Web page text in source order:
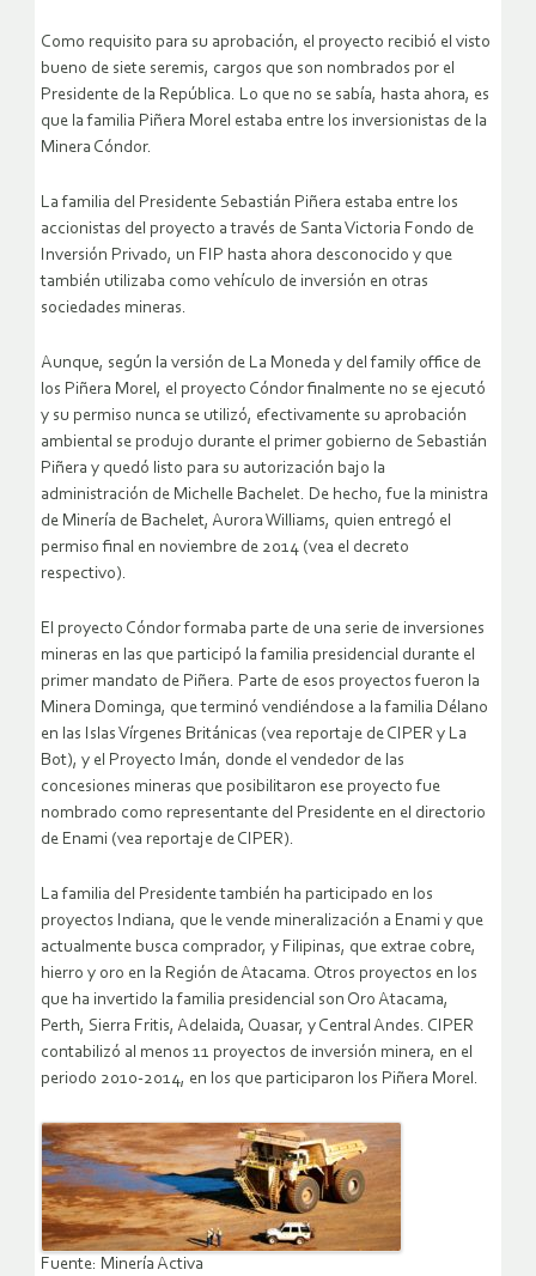
Como requisito para su aprobación, el proyecto recibió el visto
bueno de siete seremis, cargos que son nombrados por el
Presidente de la República. Lo que no se sabía, hasta ahora, es
que la familia Piñera Morel estaba entre los inversionistas de la
Minera Cóndor.
La familia del Presidente Sebastián Piñera estaba entre los
accionistas del proyecto a través de Santa Victoria Fondo de
Inversión Privado, un FIP hasta ahora desconocido y que
también utilizaba como vehículo de inversión en otras
sociedades mineras.
Aunque, según la versión de La Moneda y del family office de
los Piñera Morel, el proyecto Cóndor finalmente no se ejecutó
y su permiso nunca se utilizó, efectivamente su aprobación
ambiental se produjo durante el primer gobierno de Sebastián
Piñera y quedó listo para su autorización bajo la
administración de Michelle Bachelet. De hecho, fue la ministra
de Minería de Bachelet, Aurora Williams, quien entregó el
permiso final en noviembre de 2014 (vea el decreto
respectivo).
El proyecto Cóndor formaba parte de una serie de inversiones
mineras en las que participó la familia presidencial durante el
primer mandato de Piñera. Parte de esos proyectos fueron la
Minera Dominga, que terminó vendiéndose a la familia Délano
en las Islas Vírgenes Británicas (vea reportaje de CIPER y La
Bot), y el Proyecto Imán, donde el vendedor de las
concesiones mineras que posibilitaron ese proyecto fue
nombrado como representante del Presidente en el directorio
de Enami (vea reportaje de CIPER).
La familia del Presidente también ha participado en los
proyectos Indiana, que le vende mineralización a Enami y que
actualmente busca comprador, y Filipinas, que extrae cobre,
hierro y oro en la Región de Atacama. Otros proyectos en los
que ha invertido la familia presidencial son Oro Atacama,
Perth, Sierra Fritis, Adelaida, Quasar, y Central Andes. CIPER
contabilizó al menos 11 proyectos de inversión minera, en el
periodo 2010-2014, en los que participaron los Piñera Morel.
Fuente: Minería Activa